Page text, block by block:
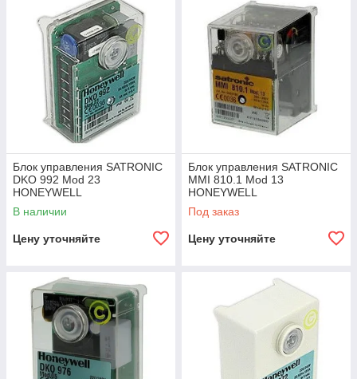
Блок управления SATRONIC
DKO 992 Mod 23
HONEYWELL
В наличии
Цену уточняйте
Блок управления SATRONIC
MMI 810.1 Mod 13
HONEYWELL
Под заказ
Цену уточняйте